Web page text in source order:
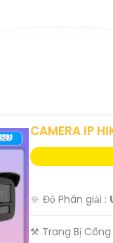
CAMERA IP
🔆 Độ Phân giải :
⚒ Trang Bị Công